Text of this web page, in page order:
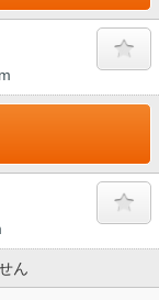
ん